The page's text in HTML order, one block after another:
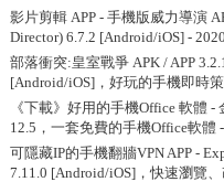
影片剪輯 APP - 手機版威力導演
Director) 6.7.2 [Android/iOS]-
部落衝突:皇室戰爭 APK / APP
[Android/iOS]，好玩的手機即時
《下載》好用的手機Office 軟體 -
12.5，一套免費的手機Office軟體
可隱藏IP的手機翻牆VPN APP -
7.11.0 [Android/iOS]，快速瀏覽